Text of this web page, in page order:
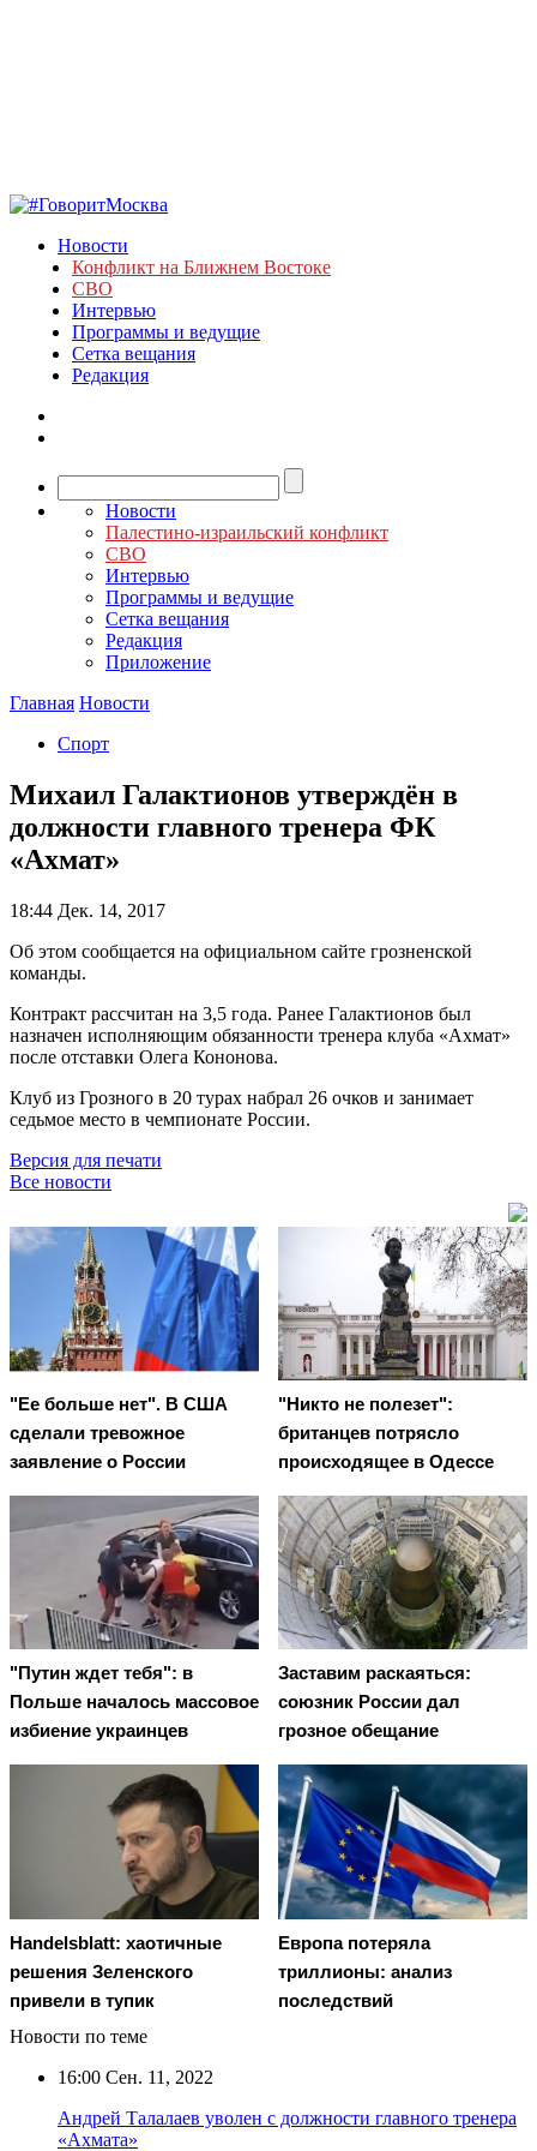
Новости
Конфликт на Ближнем Востоке
СВО
Интервью
Программы и ведущие
Сетка вещания
Редакция
Новости
Палестино-израильский конфликт
СВО
Интервью
Программы и ведущие
Сетка вещания
Редакция
Приложение
Главная Новости
Спорт
Михаил Галактионов утверждён в
должности главного тренера ФК
«Ахмат»
18:44 Дек. 14, 2017
Об этом сообщается на официальном сайте грозненской
команды.
Контракт рассчитан на 3,5 года. Ранее Галактионов был
назначен исполняющим обязанности тренера клуба «Ахмат»
после отставки Олега Кононова.
Клуб из Грозного в 20 турах набрал 26 очков и занимает
седьмое место в чемпионате России.
Версия для печати
Все новости
"Ее больше нет". В США
сделали тревожное
заявление о России
"Никто не полезет":
британцев потрясло
происходящее в Одессе
"Путин ждет тебя": в
Польше началось массовое
избиение украинцев
Заставим раскаяться:
союзник России дал
грозное обещание
Handelsblatt: хаотичные
решения Зеленского
привели в тупик
Европа потеряла
триллионы: анализ
последствий
Новости по теме
16:00 Сен. 11, 2022
Андрей Талалаев уволен с должности главного тренера
«Ахмата»